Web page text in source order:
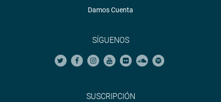
Damos Cuenta
SÍGUENOS
SUSCRIPCIÓN